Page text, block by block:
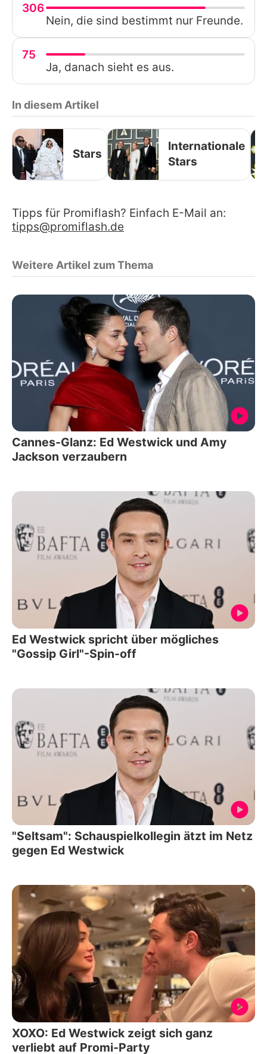
306
Nein, die sind bestimmt nur Freunde.
75
Ja, danach sieht es aus.
In diesem Artikel
Stars
Internationale
Stars
Tipps für Promiflash? Einfach E-Mail an:
tipps@promiflash.de
Weitere Artikel zum Thema
Cannes-Glanz: Ed Westwick und Amy
Jackson verzaubern
Ed Westwick spricht über mögliches
"Gossip Girl"-Spin-off
"Seltsam": Schauspielkollegin ätzt im Netz
gegen Ed Westwick
XOXO: Ed Westwick zeigt sich ganz
verliebt auf Promi-Party